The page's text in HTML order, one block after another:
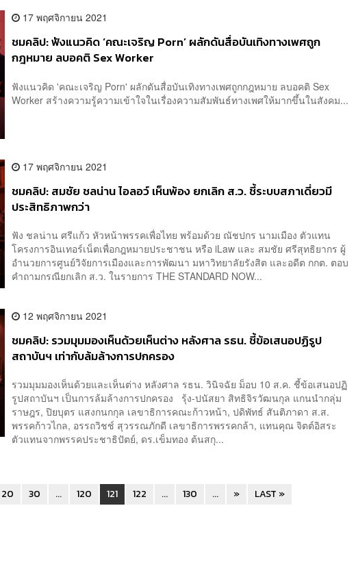
17 พฤศจิกายน 2021
ชมคลิป: ฟังแนวคิด ‘คณะเจริญ Porn’ ผลักดันสื่อบันเทิงทางเพศถูก
กฎหมาย ลบอคติ Sex Worker
ฟังแนวคิด 'คณะเจริญ Porn' ผลักดันสื่อบันเทิงทางเพศถูกกฎหมาย ลบอคติ Sex
Worker สร้างความรู้ความเข้าใจในเรื่องความสัมพันธ์ทางเพศให้มากขึ้นในสังคม...
17 พฤศจิกายน 2021
ชมคลิป: สมชัย ชลน่าน ไอลอว์ เห็นพ้อง ยกเลิก ส.ว. ชี้ระบบสภาเดี่ยวมี
ประสิทธิภาพกว่า
ฟัง ชลน่าน ศรีแก้ว หัวหน้าพรรคเพื่อไทย พร้อมด้วย ณัชปกร นามเมือง ตัวแทน
โครงการอินเทอร์เน็ตเพื่อกฎหมายประชาชน หรือ iLaw และ สมชัย ศรีสุทธิยากร ผู้
อำนวยการศูนย์วิจัยการเมืองและการพัฒนา มหาวิทยาลัยรังสิต และอดีต กกต. ตอบ
คำถามกรณียกเลิก ส.ว. ในรายการ THE STANDARD NOW...
12 พฤศจิกายน 2021
ชมคลิป: รวมมุมมองเห็นด้วยเห็นต่าง หลังศาล รธน. ชี้ข้อเสนอปฏิรูป
สถาบันฯ เท่ากับล้มล้างการปกครอง
รวมมุมมองเห็นด้วยและเห็นต่าง หลังศาล รธน. วินิจฉัย ม็อบ 10 ส.ค. ชี้ข้อเสนอปฏิ
รูปสถาบันฯ เป็นการล้มล้างการปกครอง รุ้ง-ปนัสยา สิทธิจิรวัฒนกุล แกนนำกลุ่ม
ราษฎร, ปิยบุตร แสงกนกกุล เลขาธิการคณะก้าวหน้า, ปดิพัทธ์ สันติภาดา ส.ส.
พรรคก้าวไกล, อรรถวิชช์ สุวรรณภักดี เลขาธิการพรรคกล้า, แทนคุณ จิตต์อิสระ
ตัวแทนจากพรรคประชาธิปัตย์, ดร.เข็มทอง ต้นสกุ...
20 30 ... 120 121 122 ... 130 ... » LAST »